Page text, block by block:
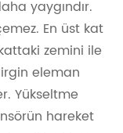
yaygındır.
En üst kat
zemini ile
eleman
Yükseltme
hareket